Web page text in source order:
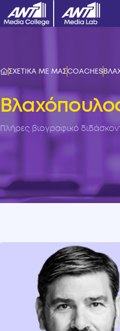
ΣΧΕΤΙΚΑ ΜΕ ΜΑΣCOACHES
Πλήρες βιογραφικό